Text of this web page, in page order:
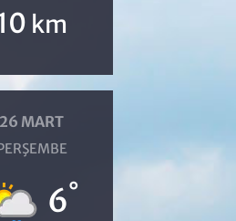
km
26 MART
6°